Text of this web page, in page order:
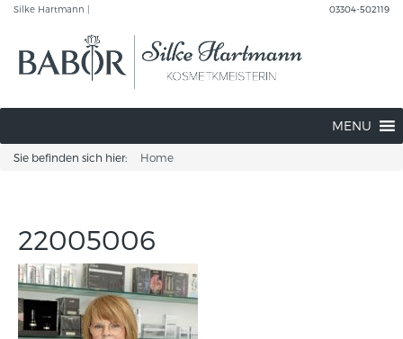
Silke Hartmann | 03304-502119
MENU
Sie befinden sich hier: Home
22005006